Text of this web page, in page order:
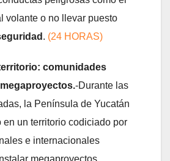
volante o no llevar puesto
. (24 HORAS)
comunidades
-Durante las
la Península de Yucatán
en un territorio codiciado por
e internacionales
megaproyectos